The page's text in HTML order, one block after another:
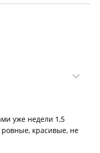
уже недели 1,5
ровные, красивые, не